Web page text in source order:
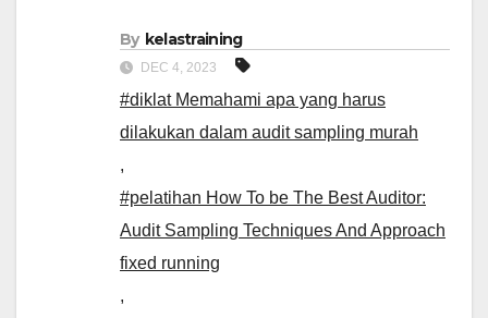
By kelastraining
DEC 4, 2023
#diklat Memahami apa yang harus
dilakukan dalam audit sampling murah
,
#pelatihan How To be The Best Auditor:
Audit Sampling Techniques And Approach
fixed running
,